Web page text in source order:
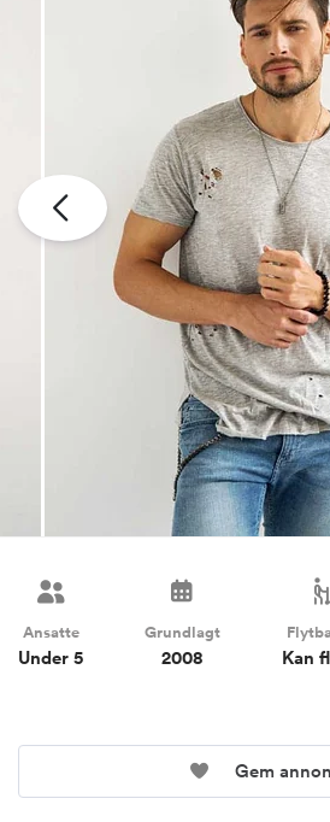
Ansatte
Under 5
Grundlagt
2008 Kan
Gem